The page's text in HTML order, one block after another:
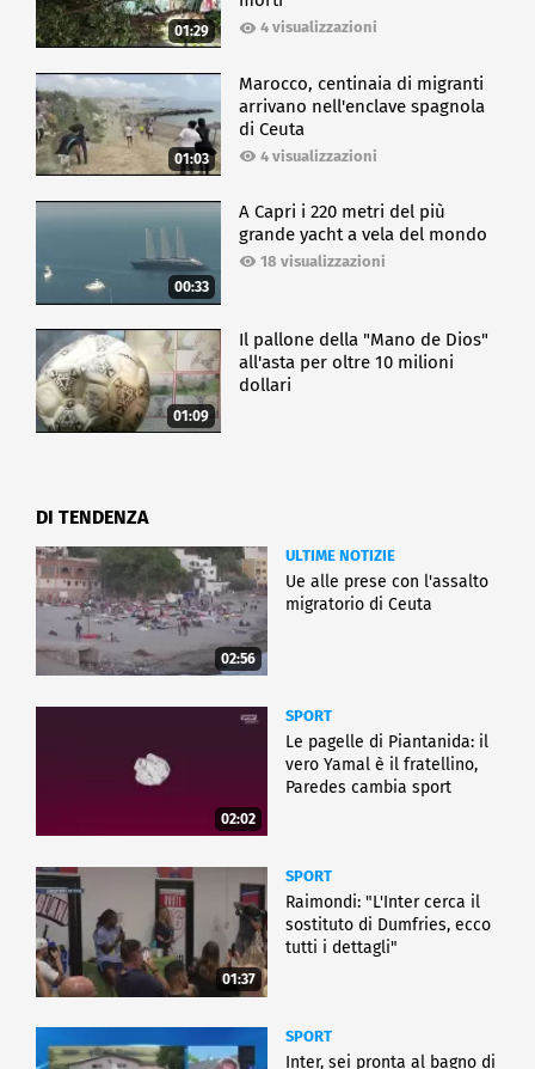
01:29 4 visualizzazioni
01:03
Marocco, centinaia di migranti
arrivano nell'enclave spagnola
di Ceuta
4 visualizzazioni
00:33
A Capri i 220 metri del più
grande yacht a vela del mondo
18 visualizzazioni
01:09
Il pallone della "Mano de Dios"
all'asta per oltre 10 milioni
dollari
DI TENDENZA
02:56
ULTIME NOTIZIE
Ue alle prese con l'assalto
migratorio di Ceuta
02:02
SPORT
Le pagelle di Piantanida: il
vero Yamal è il fratellino,
Paredes cambia sport
01:37
SPORT
Raimondi: "L'Inter cerca il
sostituto di Dumfries, ecco
tutti i dettagli"
SPORT
Inter, sei pronta al bagno di